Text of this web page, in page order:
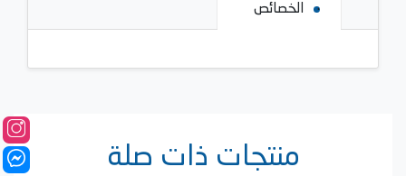
الخصائص
منتجات ذات صلة